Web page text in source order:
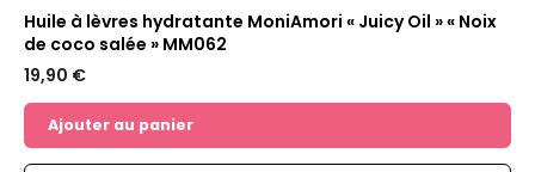
Huile à lèvres hydratante MoniAmori « Juicy Oil » « Noix
de coco salée » MM062
19,90 €
Ajouter au panier